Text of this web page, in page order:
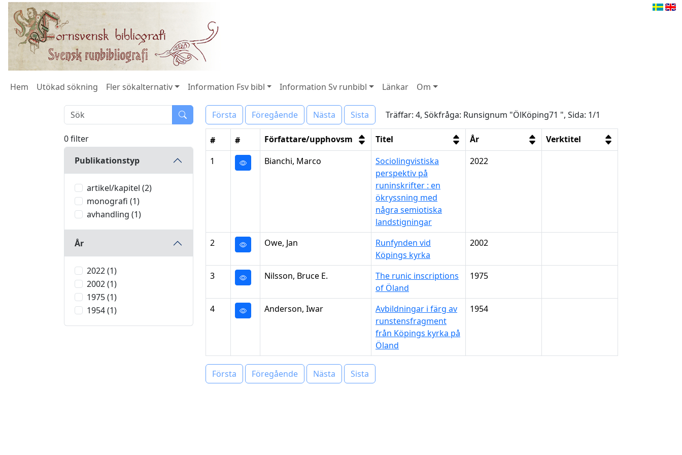
Hem Utökad sökning Fler sökalternativ Information Fsv bibl Information Sv runbibl Länkar Om
0 filter
Publikationstyp
artikel/kapitel (2)
monografi (1)
avhandling (1)
År
2022 (1)
2002 (1)
1975 (1)
1954 (1)
Första Föregående Nästa Sista Träffar: 4, Sökfråga: Runsignum "ÖlKöping71 ", Sida: 1/1
# # Författare/upphovsm Titel År
Verktitel
1
Bianchi, Marco
Sociolingvistiska
perspektiv på
runinskrifter : en
ökryssning med
några semiotiska
landstigningar
2022
2 Owe, Jan
Runfynden vid
Köpings kyrka
2002
3 Nilsson, Bruce E.
The runic inscriptions
of Öland
1975
4 Anderson, Iwar
Avbildningar i färg av
runstensfragment
från Köpings kyrka på
Öland
1954
Första Föregående Nästa Sista